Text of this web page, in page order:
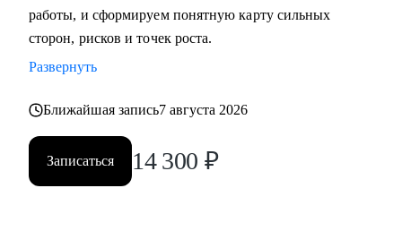
работы, и сформируем понятную карту сильных
сторон, рисков и точек роста.
Развернуть
Ближайшая запись7 августа 2026
Записаться 14 300 ₽